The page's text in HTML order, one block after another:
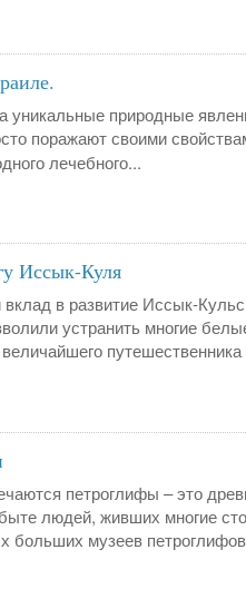
уникальные природные
поражают своими
лечебного...
Иссык-Куля
в развитие Иссык-
устранить многие
петроглифы – это
людей, живших многие
больших музеев